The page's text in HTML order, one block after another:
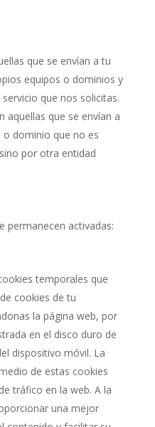
que se envían a tu
equipos o dominios y
que nos solicitas.
aquellas que se envían a
dominio que no es
por otra entidad
permanecen activadas:
temporales que
cookies de tu
la página web, por
en el disco duro de
dispositivo móvil. La
de estas cookies
tráfico en la web. A la
una mejor